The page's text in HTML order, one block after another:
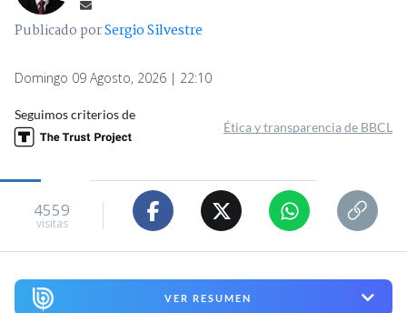
Publicado porSergio Silvestre
Domingo 09 Agosto, 2026 | 22:10
Seguimos criterios de
Ética y transparencia de BBCL
4559
visitas
VER RESUMEN